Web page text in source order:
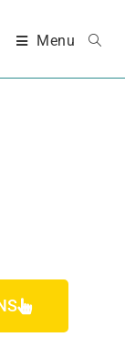
Menu